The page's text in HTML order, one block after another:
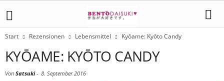
Start Rezensionen Lebensmittel Kyōame: Kyōto Candy
KYŌAME: KYŌTO CANDY
Von Satsuki- 8. September 2016